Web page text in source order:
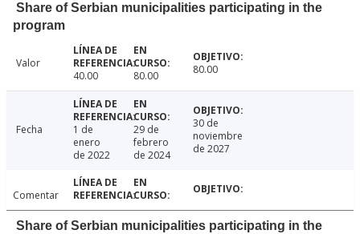
Share of Serbian municipalities participating in the
program
Valor
40.00
80.00 80.00
Fecha
1 de
enero
de 2022
29 de
febrero
de 2024
30 de
noviembre
de 2027
Comentar
Share of Serbian municipalities participating in the